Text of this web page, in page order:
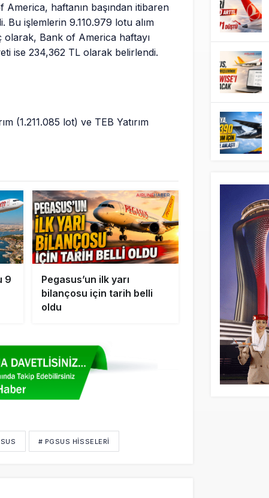
haftanın başından itibaren
Bu işlemlerin 9.110.979 lotu alım
Bank of America haftayı
ise 234,362 TL olarak belirlendi.
(1.211.085 lot) ve TEB Yatırım
9
Pegasus’un ilk yarı
bilançosu için tarih belli
oldu
# PGSUS HISSELERI